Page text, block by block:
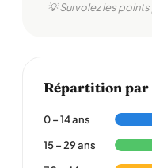
💡 Survolez les
Répartition par
0 – 14 ans
15 – 29 ans